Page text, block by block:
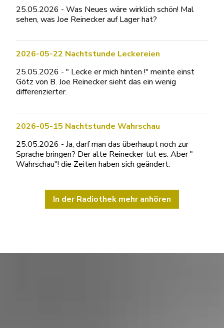
25.05.2026 - Was Neues wäre wirklich schön! Mal
sehen, was Joe Reinecker auf Lager hat?
2026-05-22 Nachtstunde Leckereien
25.05.2026 - " Lecke er mich hinten !" meinte einst
Götz von B. Joe Reinecker sieht das ein wenig
differenzierter.
2026-05-15 Nachtstunde Wahrschau
25.05.2026 - Ja, darf man das überhaupt noch zur
Sprache bringen? Der alte Reinecker tut es. Aber "
Wahrschau"! die Zeiten haben sich geändert.
In der Radiothek mehr anhören